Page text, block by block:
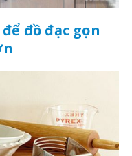
đồ đạc gọn